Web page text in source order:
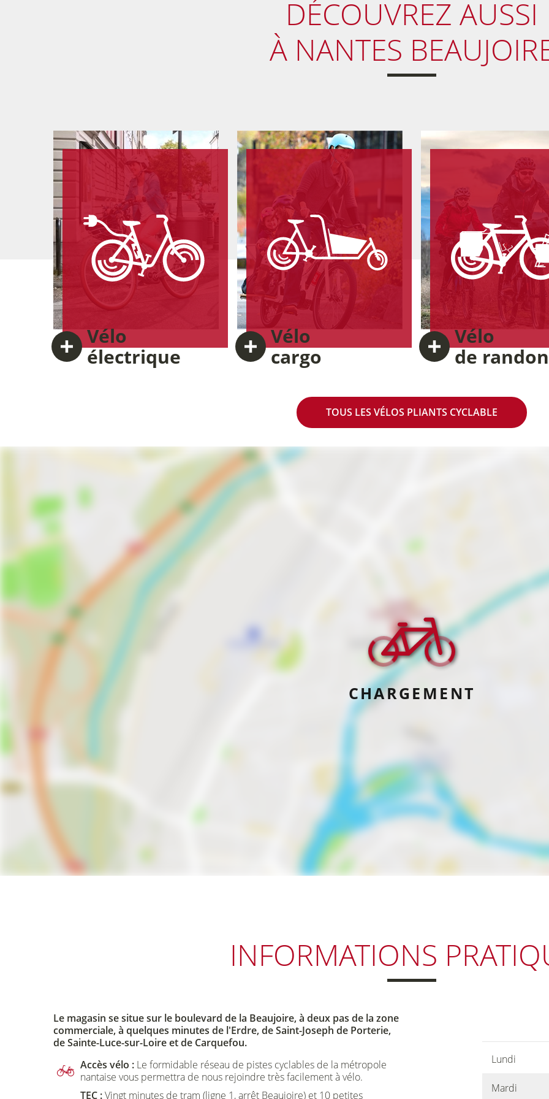
DÉCOUVREZ AUSSI
À NANTES
Vélo
électrique
Vélo
cargo
Vélo
de
TOUS LES VÉLOS PLIANTS CYCLABLE
CHARGEMENT
INFORMATIONS
Le magasin se situe sur le boulevard de la Beaujoire, à deux pas de la zone
commerciale, à quelques minutes de l'Erdre, de Saint-Joseph de Porterie,
de Sainte-Luce-sur-Loire et de Carquefou.
Accès vélo : Le formidable réseau de pistes cyclables de la métropole
nantaise vous permettra de nous rejoindre très facilement à vélo.
TEC :Vingt minutes de tram (ligne 1, arrêt Beaujoire) et 10 petites
Lundi
Mardi